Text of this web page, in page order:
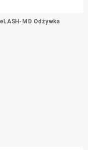
MD Odżywka